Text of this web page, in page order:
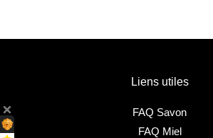
Liens utiles
FAQ Savon
FAQ Miel